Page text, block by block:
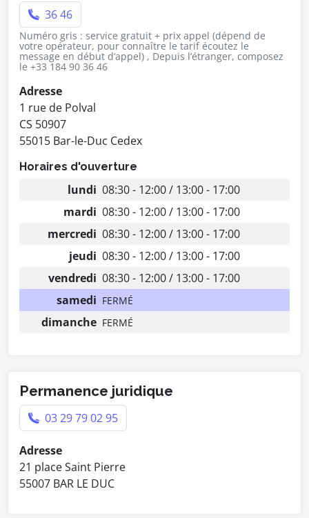
36 46
Numéro gris : service gratuit + prix appel (dépend de
votre opérateur, pour connaître le tarif écoutez le
message en début d’appel) , Depuis l’étranger, composez
le +33 184 90 36 46
Adresse
1 rue de Polval
CS 50907
55015 Bar-le-Duc Cedex
Horaires d'ouverture
lundi 08:30 - 12:00 / 13:00 - 17:00
mardi 08:30 - 12:00 / 13:00 - 17:00
mercredi 08:30 - 12:00 / 13:00 - 17:00
jeudi 08:30 - 12:00 / 13:00 - 17:00
vendredi 08:30 - 12:00 / 13:00 - 17:00
samedi FERMÉ
dimanche FERMÉ
Permanence juridique
03 29 79 02 95
Adresse
21 place Saint Pierre
55007 BAR LE DUC